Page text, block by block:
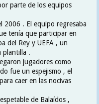
parte de los equipos
2006 . El equipo regresaba
tenía que participar en
del Rey y UEFA , un
plantilla .
jugadores como
fue un espejismo , el
caer en las nocivas
de Balaídos ,